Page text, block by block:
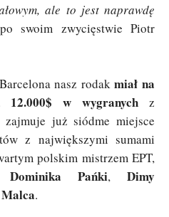
ale to jest naprawdę
swoim zwycięstwie Piotr
nasz rodakmiał na
12.000$ w wygranych z
już siódme miejsce
z największymi sumami
polskim mistrzem EPT,
Dominika Pańki,Dimy
.